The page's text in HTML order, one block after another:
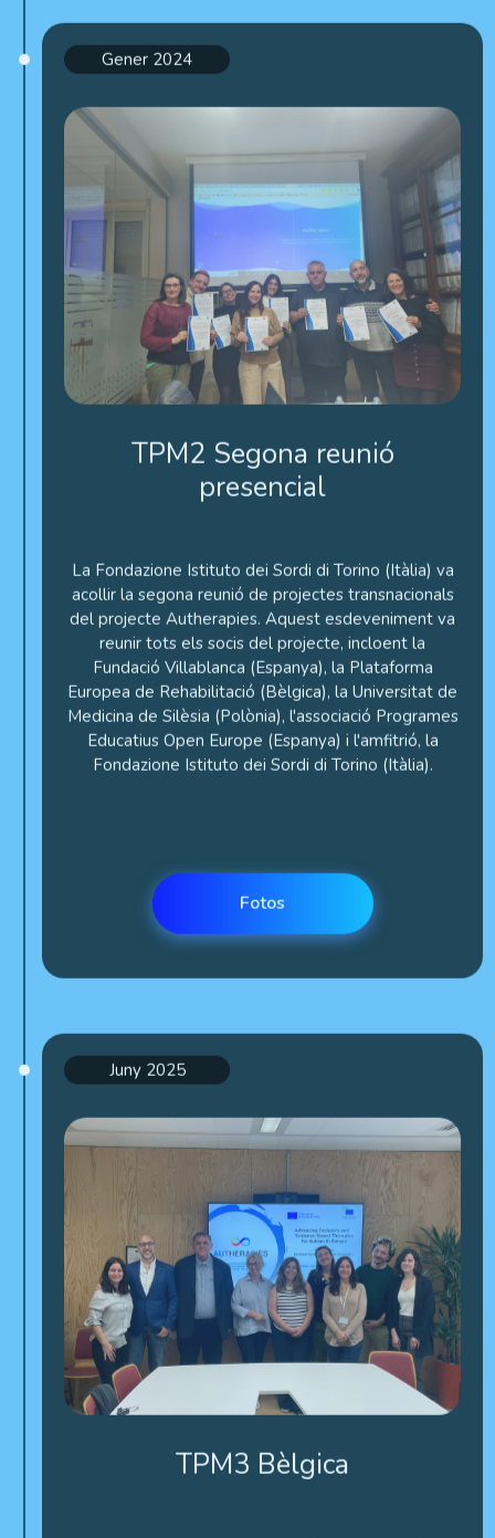
Gener 2024
TPM2 Segona reunió
presencial
del projecte Autherapies. Aquest esdeveniment va
reunir tots els socis del projecte, incloent la
Fundació Villablanca (Espanya), la Plataforma
Europea de Rehabilitació (Bèlgica), la Universitat de
Medicina de Silèsia (Polònia), l'associació Programes
Educatius Open Europe (Espanya) i l'amfitrió, la
Fondazione Istituto dei Sordi di Torino (Itàlia).
Juny 2025
TPM3 Bèlgica